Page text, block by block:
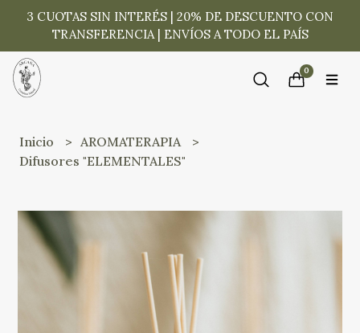
3 CUOTAS SIN INTERÉS | 20% DE DESCUENTO CON
TRANSFERENCIA | ENVÍOS A TODO EL PAÍS
0
Inicio
AROMATERAPIA
Difusores "ELEMENTALES"